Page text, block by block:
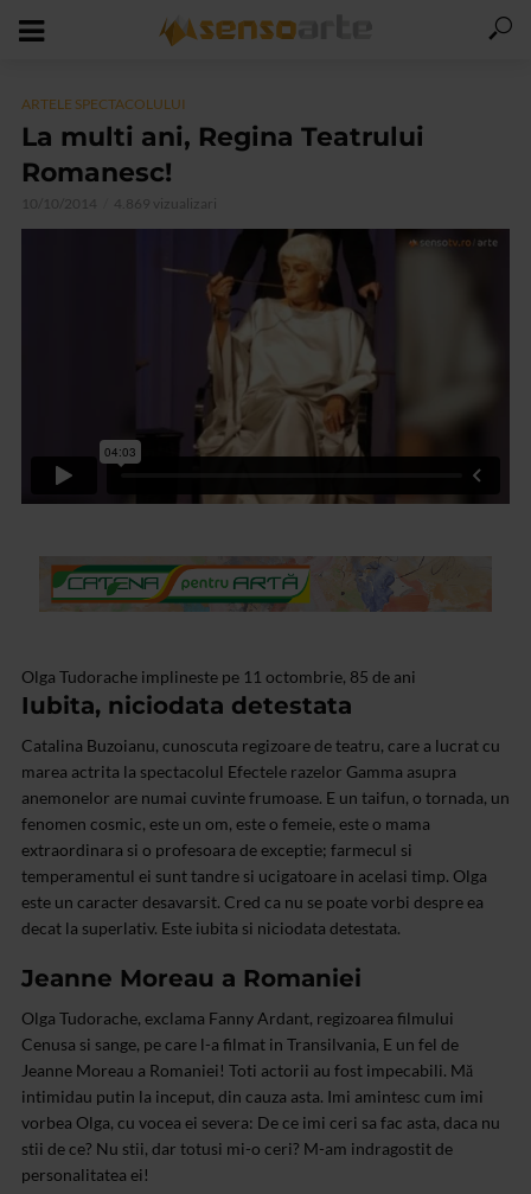
ARTELE SPECTACOLULUI
La multi ani, Regina Teatrului
Romanesc!
10/10/2014 4.869 vizualizari
Olga Tudorache implineste pe 11 octombrie, 85 de ani
Iubita, niciodata detestata
Catalina Buzoianu, cunoscuta regizoare de teatru, care a lucrat cu
marea actrita la spectacolul Efectele razelor Gamma asupra
anemonelor are numai cuvinte frumoase. E un taifun, o tornada, un
fenomen cosmic, este un om, este o femeie, este o mama
extraordinara si o profesoara de exceptie; farmecul si
temperamentul ei sunt tandre si ucigatoare in acelasi timp. Olga
este un caracter desavarsit. Cred ca nu se poate vorbi despre ea
decat la superlativ. Este iubita si niciodata detestata.
Jeanne Moreau a Romaniei
Olga Tudorache, exclama Fanny Ardant, regizoarea filmului
Cenusa si sange, pe care l-a filmat in Transilvania, E un fel de
Jeanne Moreau a Romaniei! Toti actorii au fost impecabili. Mă
intimidau putin la inceput, din cauza asta. Imi amintesc cum imi
vorbea Olga, cu vocea ei severa: De ce imi ceri sa fac asta, daca nu
stii de ce? Nu stii, dar totusi mi-o ceri? M-am indragostit de
personalitatea ei!